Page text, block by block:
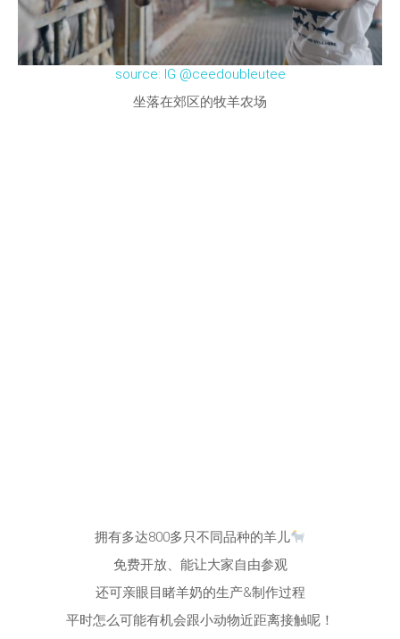
source: IG @ceedoubleutee
坐落在郊区的牧羊农场
拥有多达800多只不同品种的羊儿
免费开放、能让大家自由参观
还可亲眼目睹羊奶的生产&制作过程
平时怎么可能有机会跟小动物近距离接触呢！